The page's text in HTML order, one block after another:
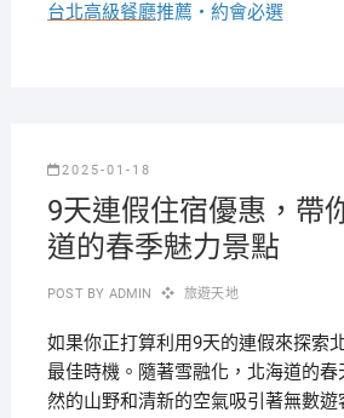
台北高級餐廳推薦・約會必選
2025-01-18
9天連假住宿優惠，帶
道的春季魅力景點
POST BY ADMIN 旅遊天地
如果你正打算利用9天的連假來探索
最佳時機。隨著雪融化，北海道的春
然的山野和清新的空氣吸引著無數